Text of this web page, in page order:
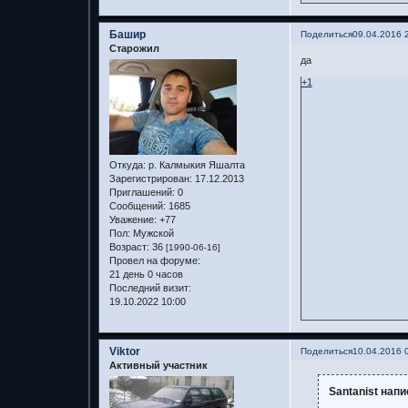
Поделиться09.04.2016
Башир
Старожил
Откуда: р. Калмыкия Яшалта
Зарегистрирован: 17.12.2013
Приглашений: 0
Сообщений: 1685
Уважение: +77
Пол: Мужской
Возраст: 36 [1990-06-16]
Провел на форуме:
21 день 0 часов
Последний визит:
19.10.2022 10:00
да
+1
Поделиться10.04.2016
Viktor
Активный участник
Santanist